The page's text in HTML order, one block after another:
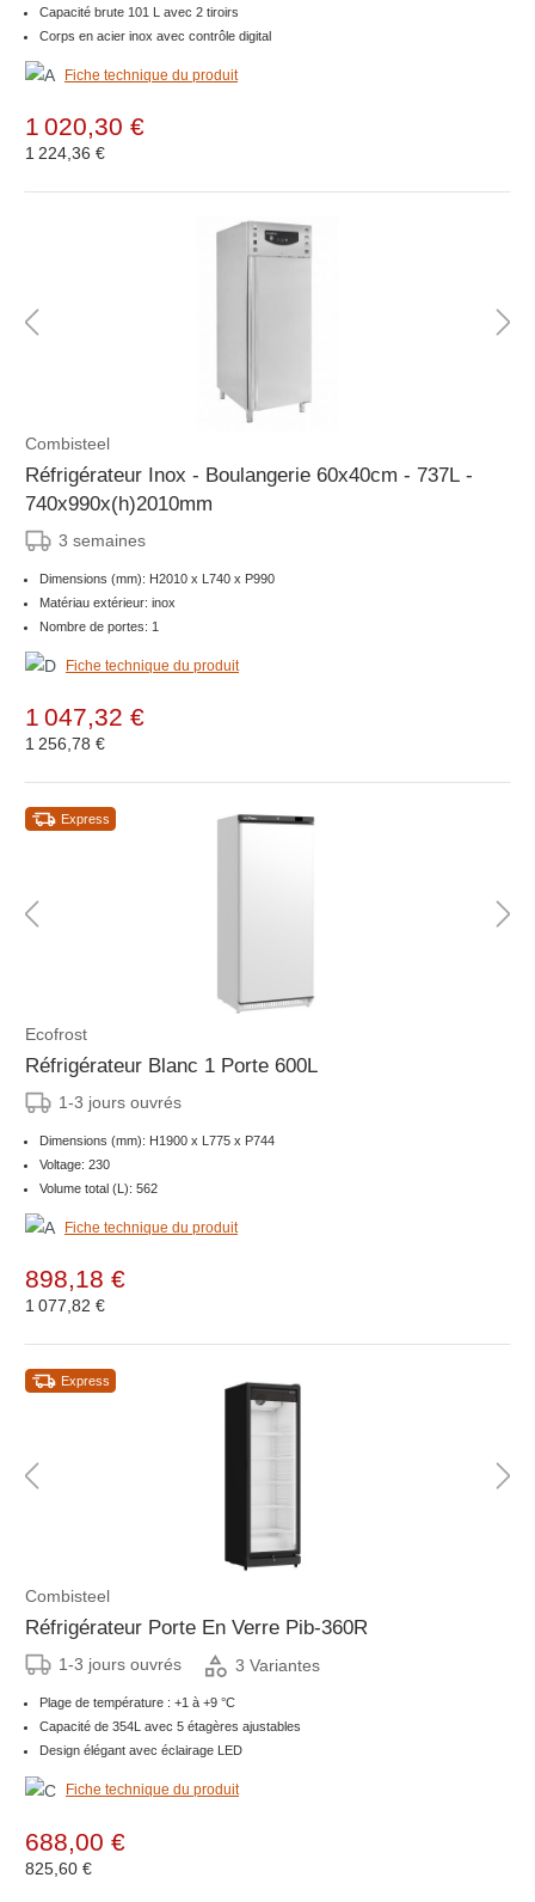
Capacité brute 101 L avec 2 tiroirs
Corps en acier inox avec contrôle digital
Fiche technique du produit
1 020,30 €
1 224,36 €
Combisteel
Réfrigérateur Inox - Boulangerie 60x40cm - 737L -
740x990x(h)2010mm
3 semaines
Dimensions (mm): H2010 x L740 x P990
Matériau extérieur: inox
Nombre de portes: 1
Fiche technique du produit
1 047,32 €
1 256,78 €
Express
Ecofrost
Réfrigérateur Blanc 1 Porte 600L
1-3 jours ouvrés
Dimensions (mm): H1900 x L775 x P744
Voltage: 230
Volume total (L): 562
Fiche technique du produit
898,18 €
1 077,82 €
Express
Combisteel
Réfrigérateur Porte En Verre Pib-360R
1-3 jours ouvrés 3 Variantes
Plage de température : +1 à +9 °C
Capacité de 354L avec 5 étagères ajustables
Design élégant avec éclairage LED
Fiche technique du produit
688,00 €
825,60 €